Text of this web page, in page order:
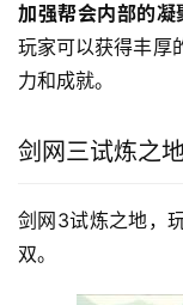
加强帮会内部的凝
玩家可以获得丰厚
力和成就。
剑网三试炼之
剑网3试炼之地，
双。